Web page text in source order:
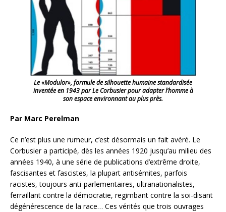
Le «Modulor», formule de silhouette humaine standardisée
inventée en 1943 par Le Corbusier pour adapter l’homme à
son espace environnant au plus près.
Par Marc Perelman
Ce n’est plus une rumeur, c’est désormais un fait avéré. Le
Corbusier a participé, dès les années 1920 jusqu’au milieu des
années 1940, à une série de publications d’extrême droite,
fascisantes et fascistes, la plupart antisémites, parfois
racistes, toujours anti-parlementaires, ultranationalistes,
ferraillant contre la démocratie, regimbant contre la soi-disant
dégénérescence de la race… Ces vérités que trois ouvrages